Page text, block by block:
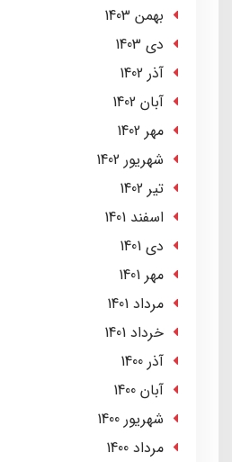
بهمن 1403
دی 1403
آذر 1402
آبان 1402
مهر 1402
شهریور 1402
تير 1402
اسفند 1401
دی 1401
مهر 1401
مرداد 1401
خرداد 1401
آذر 1400
آبان 1400
شهریور 1400
مرداد 1400